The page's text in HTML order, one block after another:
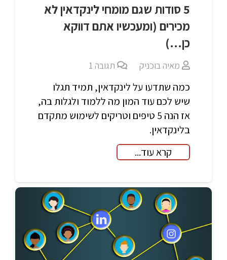
5 סודות שגם מומחי לינקדאין לא
מכירים (ומעכשיו אתם דווקא
כן…)
מאיה בוכניק תגובה1
כמה שתדעו על לינקדאין, תמיד תגלו
שיש לכם עוד המון מה ללמוד ולגלות בה,
אז הנה 5 טיפים וטריקים לשימוש מתקדם
בלינקדאין.
קרא עוד...